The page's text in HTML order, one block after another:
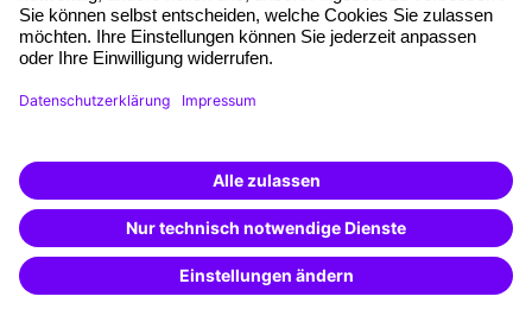
ZumSeminarangebotvon
Assistenz und Office-Management
Seminarangebot
Marketing
Newsletter